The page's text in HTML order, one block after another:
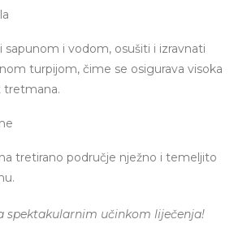
sapunom i vodom, osušiti i izravnati
turpijom, čime se osigurava visoka
tretmana.
tretirano područje nježno i temeljito
spektakularnim učinkom liječenja!